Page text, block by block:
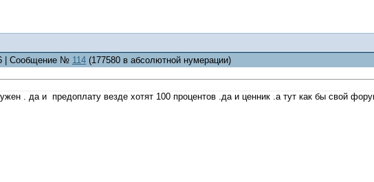
| Сообщение № 114 (177580 в абсолютной нумерации)
. да и предоплату везде хотят 100 процентов .да и ценник .а тут как бы свой